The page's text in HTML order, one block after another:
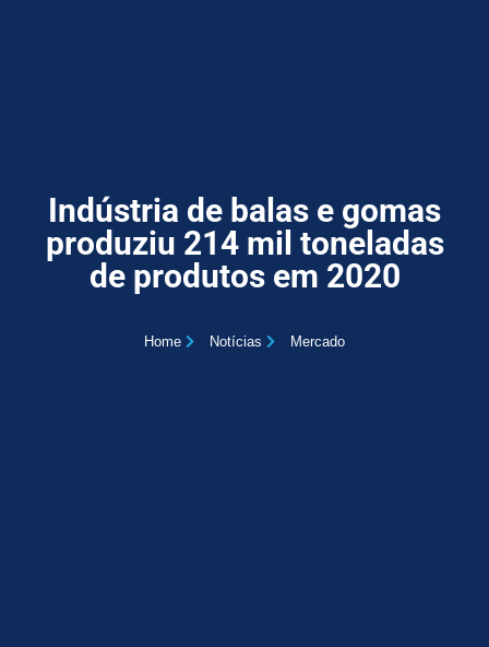
Indústria de balas e gomas
produziu 214 mil toneladas
de produtos em 2020
Home Notícias Mercado